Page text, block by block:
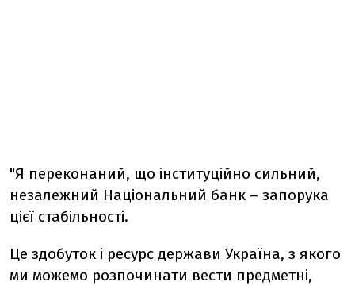
"Я переконаний, що інституційно сильний,
незалежний Національний банк – запорука
цієї стабільності.
Це здобуток і ресурс держави Україна, з якого
ми можемо розпочинати вести предметні,